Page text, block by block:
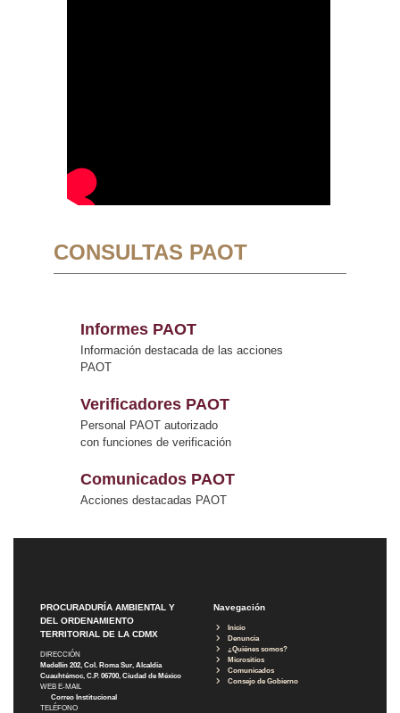
CONSULTAS PAOT
Informes PAOT
Información destacada de las acciones
PAOT
Verificadores PAOT
Personal PAOT autorizado
con funciones de verificación
Comunicados PAOT
Acciones destacadas PAOT
PROCURADURÍA AMBIENTAL Y
DEL ORDENAMIENTO
TERRITORIAL DE LA CDMX
DIRECCIÓN
Medellín 202, Col. Roma Sur, Alcaldía
Cuauhtémoc, C.P. 06700, Ciudad de México
WEB E-MAIL
Correo Institucional
TELÉFONO
Navegación
Inicio
Denuncia
¿Quiénes somos?
Micrositios
Comunicados
Consejo de Gobierno